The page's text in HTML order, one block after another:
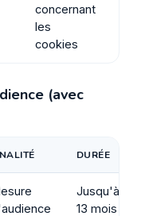
concernant
les
cookies
(avec
DURÉE
Jusqu'à
13 mois